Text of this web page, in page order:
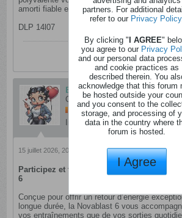
amorti fiable et une accroche redoutable
DLP 14l07
Bona Dea
Cintré
Inscription: mars 2015
15 juillet 2026, 20h22
Participez et tentez de remporter une paire
6
Conçue pour offrir un retour d’énergie
longue durée, la Novablast 6 vous
vos entraînements que de vos sorties
partners. For additional
refer to our Privacy Policy.
By clicking "I AGREE"
you agree to our Privacy
and our personal data
and cookie practices as
described therein. You
acknowledge that this forum
be hosted outside your
and you consent to the
storage, and processing of
data in the country where
forum is hosted.
I Agree